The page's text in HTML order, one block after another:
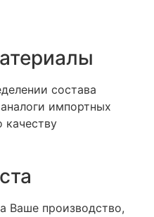
состава
импортных
качеству
Ваше производство,